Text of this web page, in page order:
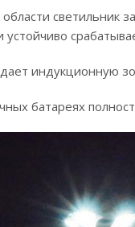
светильник
индукционную
батареях